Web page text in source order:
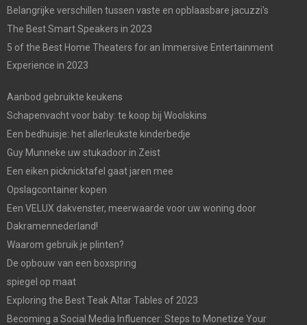
Belangrijke verschillen tussen vaste en opblaasbare jacuzzi’s
The Best Smart Speakers in 2023
5 of the Best Home Theaters for an Immersive Entertainment
Experience in 2023
Aanbod gebruikte keukens
Schapenvacht voor baby: te koop bij Woolskins
Een bedhuisje: het allerleukste kinderbedje
Guy Munneke uw stukadoor in Zeist
Een eiken picknicktafel gaat jaren mee
Opslagcontainer kopen
Een VELUX dakvenster, meerwaarde voor uw woning door
Dakramennederland!
Waarom gebruik je plinten?
De opbouw van een boxspring
spiegel op maat
Exploring the Best Teak Altar Tables of 2023
Becoming a Social Media Influencer: Steps to Monetize Your